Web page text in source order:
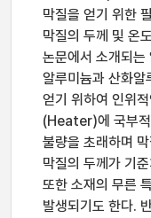
막질을 얻기 위한
막질의 두께 및 온
논문에서 소개되
알루미늄과 산화알
얻기 위하여 인위
(Heater)에 국부
불량을 초래하며
막질의 두께가 기
또한 소재의 무른
발생되기도 한다.